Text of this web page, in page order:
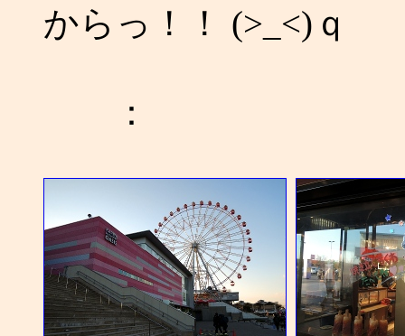
からっ！！ (>_<)ｑ
：